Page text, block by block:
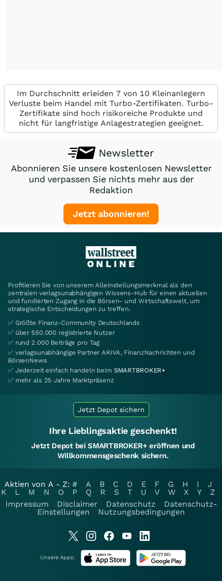
Im Durchschnitt erleiden 7 von 10 Kleinanlegern
Verluste beim Handel mit Turbo-Zertifikaten. Turbo-
Zertifikate sind hoch risikoreiche Produkte und
nicht für langfristige Anlagestrategien geeignet.
Newsletter
Abonnieren Sie unsere kostenlosen Newsletter
und verpassen Sie nichts mehr aus der
Redaktion
Jetzt abonnieren!
Profitieren Sie von unserem Alleinstellungsmerkmal als den
zentralen verlagsunabhängigen Wissens-Hub für einen aktuellen
und fundierten Zugang in die Börsen- und Wirtschaftswelt, um
strategische Entscheidungen zu treffen.
✅ Größte Finanz-Community Deutschlands
✅ über 550.000 registrierte Nutzer
✅ rund 2.000 Beiträge pro Tag
✅ verlagsunabhängige Partner ARIVA, FinanzNachrichten und
BörsenNews
✅ Jederzeit einfach handeln beim SMARTBROKER+
✅ mehr als 25 Jahre Marktpräsenz
Jetzt Depot sichern
Ihre Lieblingsaktie geschenkt!
Jetzt Depot bei SMARTBROKER+ eröffnen und
Willkommensgeschenk sichern.
Aktien von A - Z: # A B C D E F G H I
J
K
L M N O P Q R S T U V W X Y
Z
Impressum
Disclaimer Datenschutz
Datenschutz-
Einstellungen
Nutzungsbedingungen
Unsere Apps: